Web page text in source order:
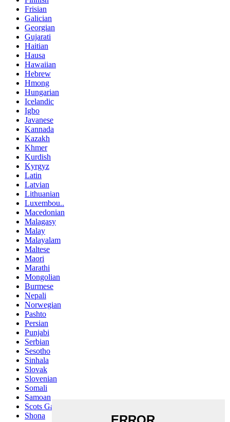
Frisian
Galician
Georgian
Gujarati
Haitian
Hausa
Hawaiian
Hebrew
Hmong
Hungarian
Icelandic
Igbo
Javanese
Kannada
Kazakh
Khmer
Kurdish
Kyrgyz
Latin
Latvian
Lithuanian
Luxembou..
Macedonian
Malagasy
Malay
Malayalam
Maltese
Maori
Marathi
Mongolian
Burmese
Nepali
Norwegian
Pashto
Persian
Punjabi
Serbian
Sesotho
Sinhala
Slovak
Slovenian
Somali
Samoan
Scots Gaelic
Shona